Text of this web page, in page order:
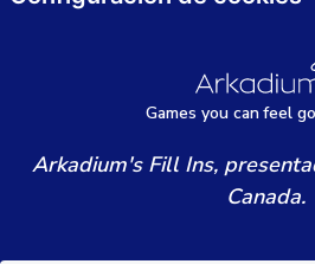
Games you canfeel
Arkadium's Fill Ins,
Canada.